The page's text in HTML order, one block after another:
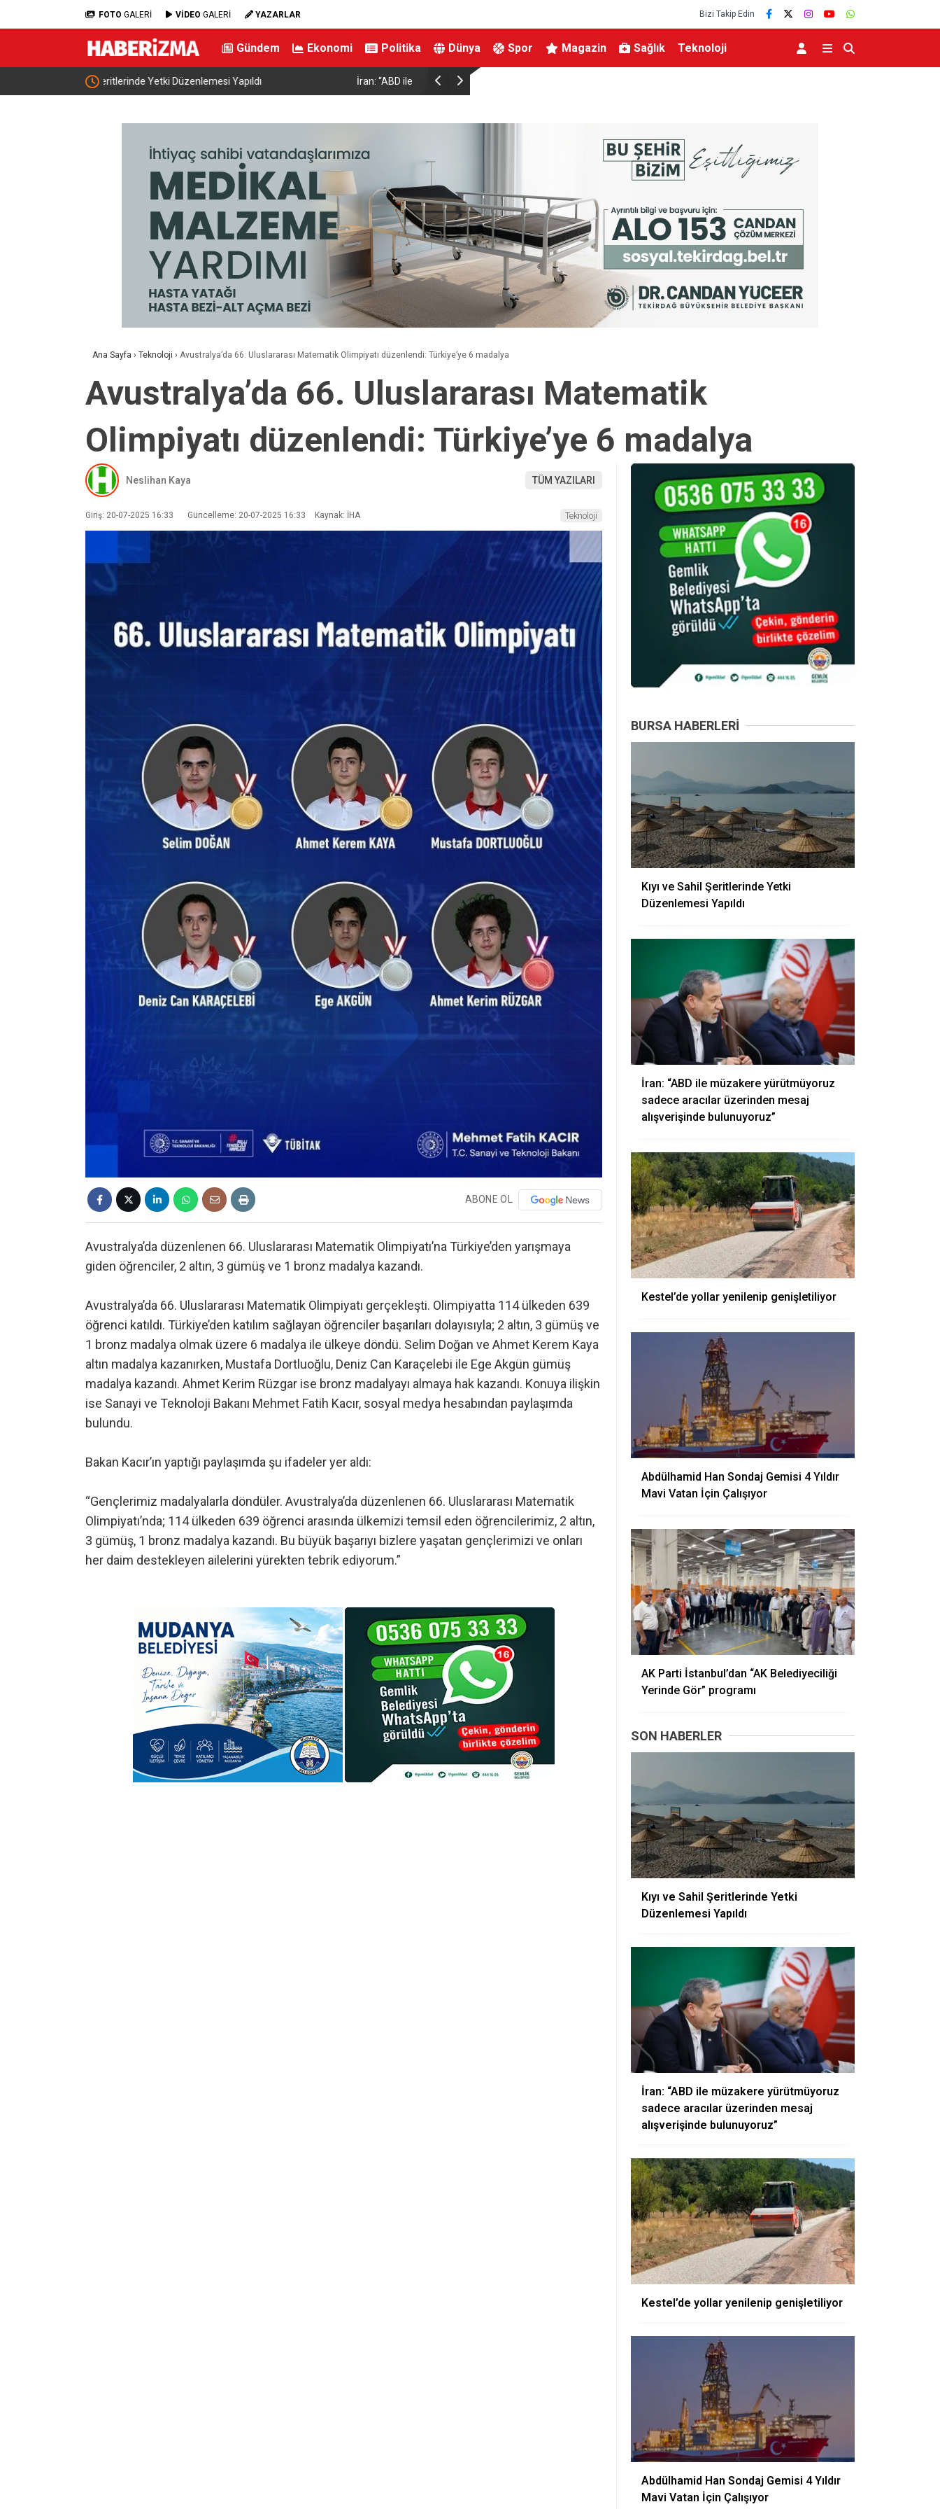
FOTO GALERİ VİDEO GALERİ YAZARLAR Bizi Takip Edin
Gündem Ekonomi Politika Dünya Spor Magazin Sağlık Teknoloji
İran: “ABD ile müzakere yürütmüyoruz sadece aracılar üzerinden Kestel’de yollar yenilenip genişletiliyor
Ana Sayfa › Teknoloji › Avustralya’da 66. Uluslararası Matematik Olimpiyatı düzenlendi: Türkiye’ye 6 madalya
Avustralya’da 66. Uluslararası Matematik
Olimpiyatı düzenlendi: Türkiye’ye 6 madalya
Neslihan Kaya TÜM YAZILARI
Giriş: 20-07-2025 16:33 Güncelleme: 20-07-2025 16:33 Kaynak: İHA Teknoloji
ABONE OL
Avustralya’da düzenlenen 66. Uluslararası Matematik Olimpiyatı’na Türkiye’den yarışmaya
giden öğrenciler, 2 altın, 3 gümüş ve 1 bronz madalya kazandı.
Avustralya’da 66. Uluslararası Matematik Olimpiyatı gerçekleşti. Olimpiyatta 114 ülkeden 639
öğrenci katıldı. Türkiye’den katılım sağlayan öğrenciler başarıları dolayısıyla; 2 altın, 3 gümüş ve
1 bronz madalya olmak üzere 6 madalya ile ülkeye döndü. Selim Doğan ve Ahmet Kerem Kaya
altın madalya kazanırken, Mustafa Dortluoğlu, Deniz Can Karaçelebi ile Ege Akgün gümüş
madalya kazandı. Ahmet Kerim Rüzgar ise bronz madalyayı almaya hak kazandı. Konuya ilişkin
ise Sanayi ve Teknoloji Bakanı Mehmet Fatih Kacır, sosyal medya hesabından paylaşımda
bulundu.
Bakan Kacır’ın yaptığı paylaşımda şu ifadeler yer aldı:
“Gençlerimiz madalyalarla döndüler. Avustralya’da düzenlenen 66. Uluslararası Matematik
Olimpiyatı’nda; 114 ülkeden 639 öğrenci arasında ülkemizi temsil eden öğrencilerimiz, 2 altın,
3 gümüş, 1 bronz madalya kazandı. Bu büyük başarıyı bizlere yaşatan gençlerimizi ve onları
her daim destekleyen ailelerini yürekten tebrik ediyorum.”
BURSA HABERLERI
Kıyı ve Sahil Şeritlerinde Yetki
Düzenlemesi Yapıldı
İran: “ABD ile müzakere yürütmüyoruz
sadece aracılar üzerinden mesaj
alışverişinde bulunuyoruz”
Kestel’de yollar yenilenip genişletiliyor
Abdülhamid Han Sondaj Gemisi 4 Yıldır
Mavi Vatan İçin Çalışıyor
AK Parti İstanbul’dan “AK Belediyeciliği
Yerinde Gör” programı
SON HABERLER
Kıyı ve Sahil Şeritlerinde Yetki
Düzenlemesi Yapıldı
İran: “ABD ile müzakere yürütmüyoruz
sadece aracılar üzerinden mesaj
alışverişinde bulunuyoruz”
Kestel’de yollar yenilenip genişletiliyor
Abdülhamid Han Sondaj Gemisi 4 Yıldır
Mavi Vatan İçin Çalışıyor